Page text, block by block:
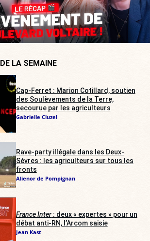
LA SEMAINE
Cap-Ferret : Marion Cotillard, soutien
des Soulèvements de la Terre,
secourue par les agriculteurs
Gabrielle Cluzel
Rave-party illégale dans les Deux-
Sèvres : les agriculteurs sur tous les
fronts
Alienor de Pompignan
France Inter: deux « expertes » pour un
débat anti-RN, l’Arcom saisie
Jean Kast